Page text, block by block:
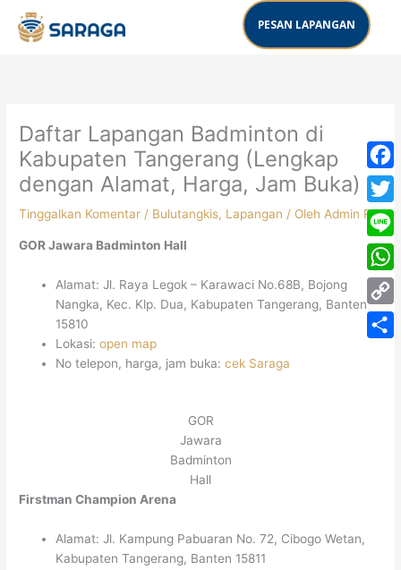
PESAN LAPANGAN
Daftar Lapangan Badminton di
Kabupaten Tangerang (Lengkap
dengan Alamat, Harga, Jam Buka)
Tinggalkan Komentar / Bulutangkis, Lapangan / OlehAdmin RK
GOR Jawara Badminton Hall
Alamat: Jl. Raya Legok – Karawaci No.68B, Bojong
Nangka, Kec. Klp. Dua, Kabupaten Tangerang, Banten
15810
Lokasi:open map
No telepon, harga, jam buka:cek Saraga
GOR
Jawara
Badminton
Hall
Firstman Champion Arena
Alamat: Jl. Kampung Pabuaran No. 72, Cibogo Wetan,
Kabupaten Tangerang, Banten 15811
Line
Copy